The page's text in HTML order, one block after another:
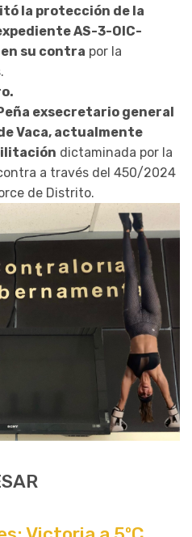
la protección de la
AS-3-OIC-
su contra por la
exsecretario general
Vaca, actualmente
dictaminada por la
a través del 450/2024
de Distrito.